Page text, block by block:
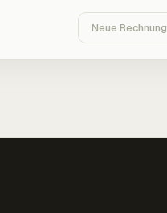
Neue Rechnung